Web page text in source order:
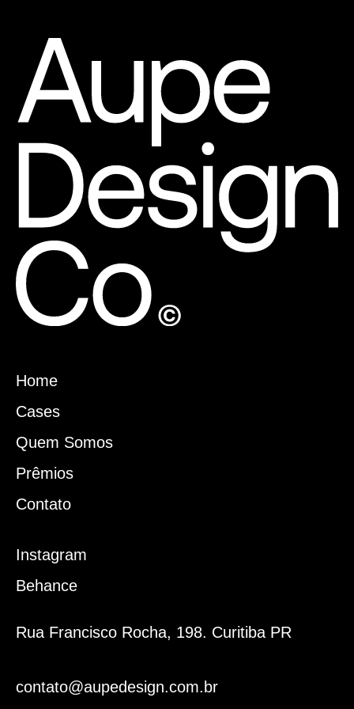
Home
Cases
Quem Somos
Prêmios
Contato
Instagram
Behance
Rua Francisco Rocha, 198. Curitiba PR
contato@aupedesign.com.br